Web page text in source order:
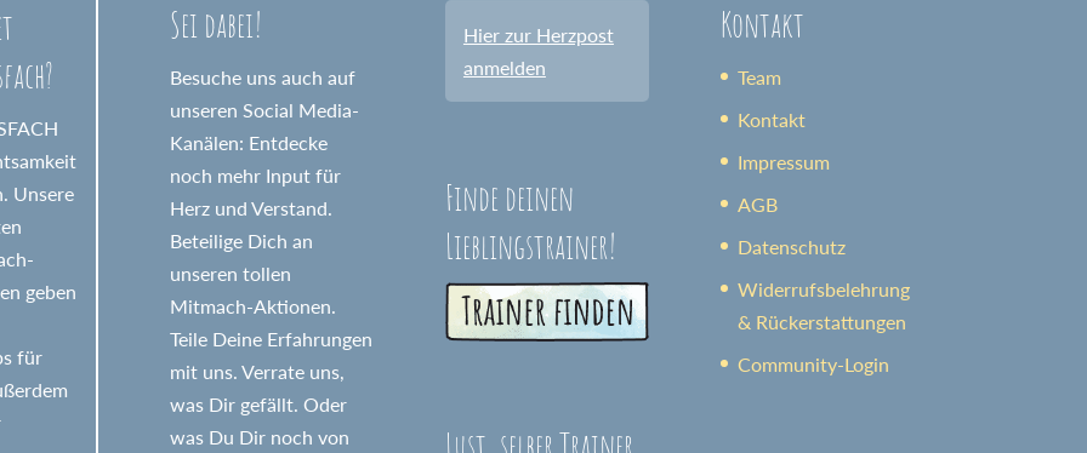
Unsere
geben
für
Sei dabei!
Besuche uns auch auf
unseren Social Media-
Kanälen: Entdecke
noch mehr Input für
Herz und Verstand.
Beteilige Dich an
unseren tollen
Mitmach-Aktionen.
Teile Deine Erfahrungen
mit uns. Verrate uns,
was Dir gefällt. Oder
was Du Dir noch von
Hier zur Herzpost
anmelden
Finde deinen
Lieblingstrainer!
Kontakt
Team
Kontakt
Impressum
AGB
Datenschutz
Widerrufsbelehrung
& Rückerstattungen
Community-Login